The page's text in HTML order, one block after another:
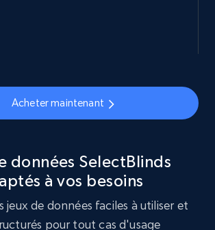
id, Title, Original price, Final price,
Acheter maintenant
données SelectBlinds
à vos besoins
jeux de données faciles à utiliser et
pour tout cas d'usage